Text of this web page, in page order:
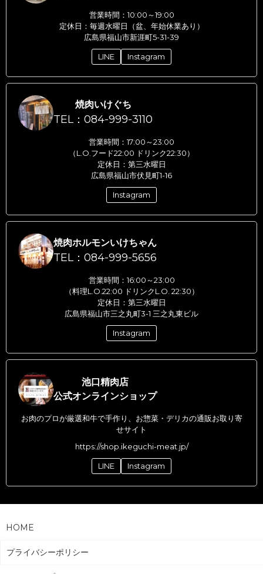
営業時間：10:00～19:00
定休日：毎週水曜日（盆、年始休業あり）
広島県福山市新涯町5-31-39
LINE Instagram
焼肉いけぐち
TEL：084-999-3110
営業時間：17:00～23:00
（L.O.フード22:00 ドリンク22:30）
定休日：第三水曜日
広島県福山市伏見町1-16
Instagram
焼肉ホルモンいけちゃん
TEL：084-999-5656
営業時間：16:00～23:00
（料理L.O.22:00 ドリンクL.O. 22:30）
定休日：第三水曜日
広島県福山市三之丸町3-1 三之丸東ビル
Instagram
池口精肉店
公式オンラインショップ
お肉のプロが厳選和牛で手作り、お惣菜・デリカの通販お取り寄
せサイト
https://shop.ikeguchi-meat.jp/
LINE Instagram
HOME
プライバシーポリシー